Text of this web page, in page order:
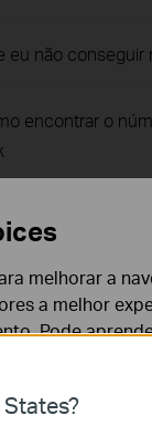
eu não conseguir
encontrar o
Questions
to set up routines
posso efetuar a
melhorar a
a melhor
Pode
para o